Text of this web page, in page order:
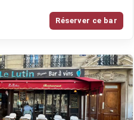
Réserver ce bar